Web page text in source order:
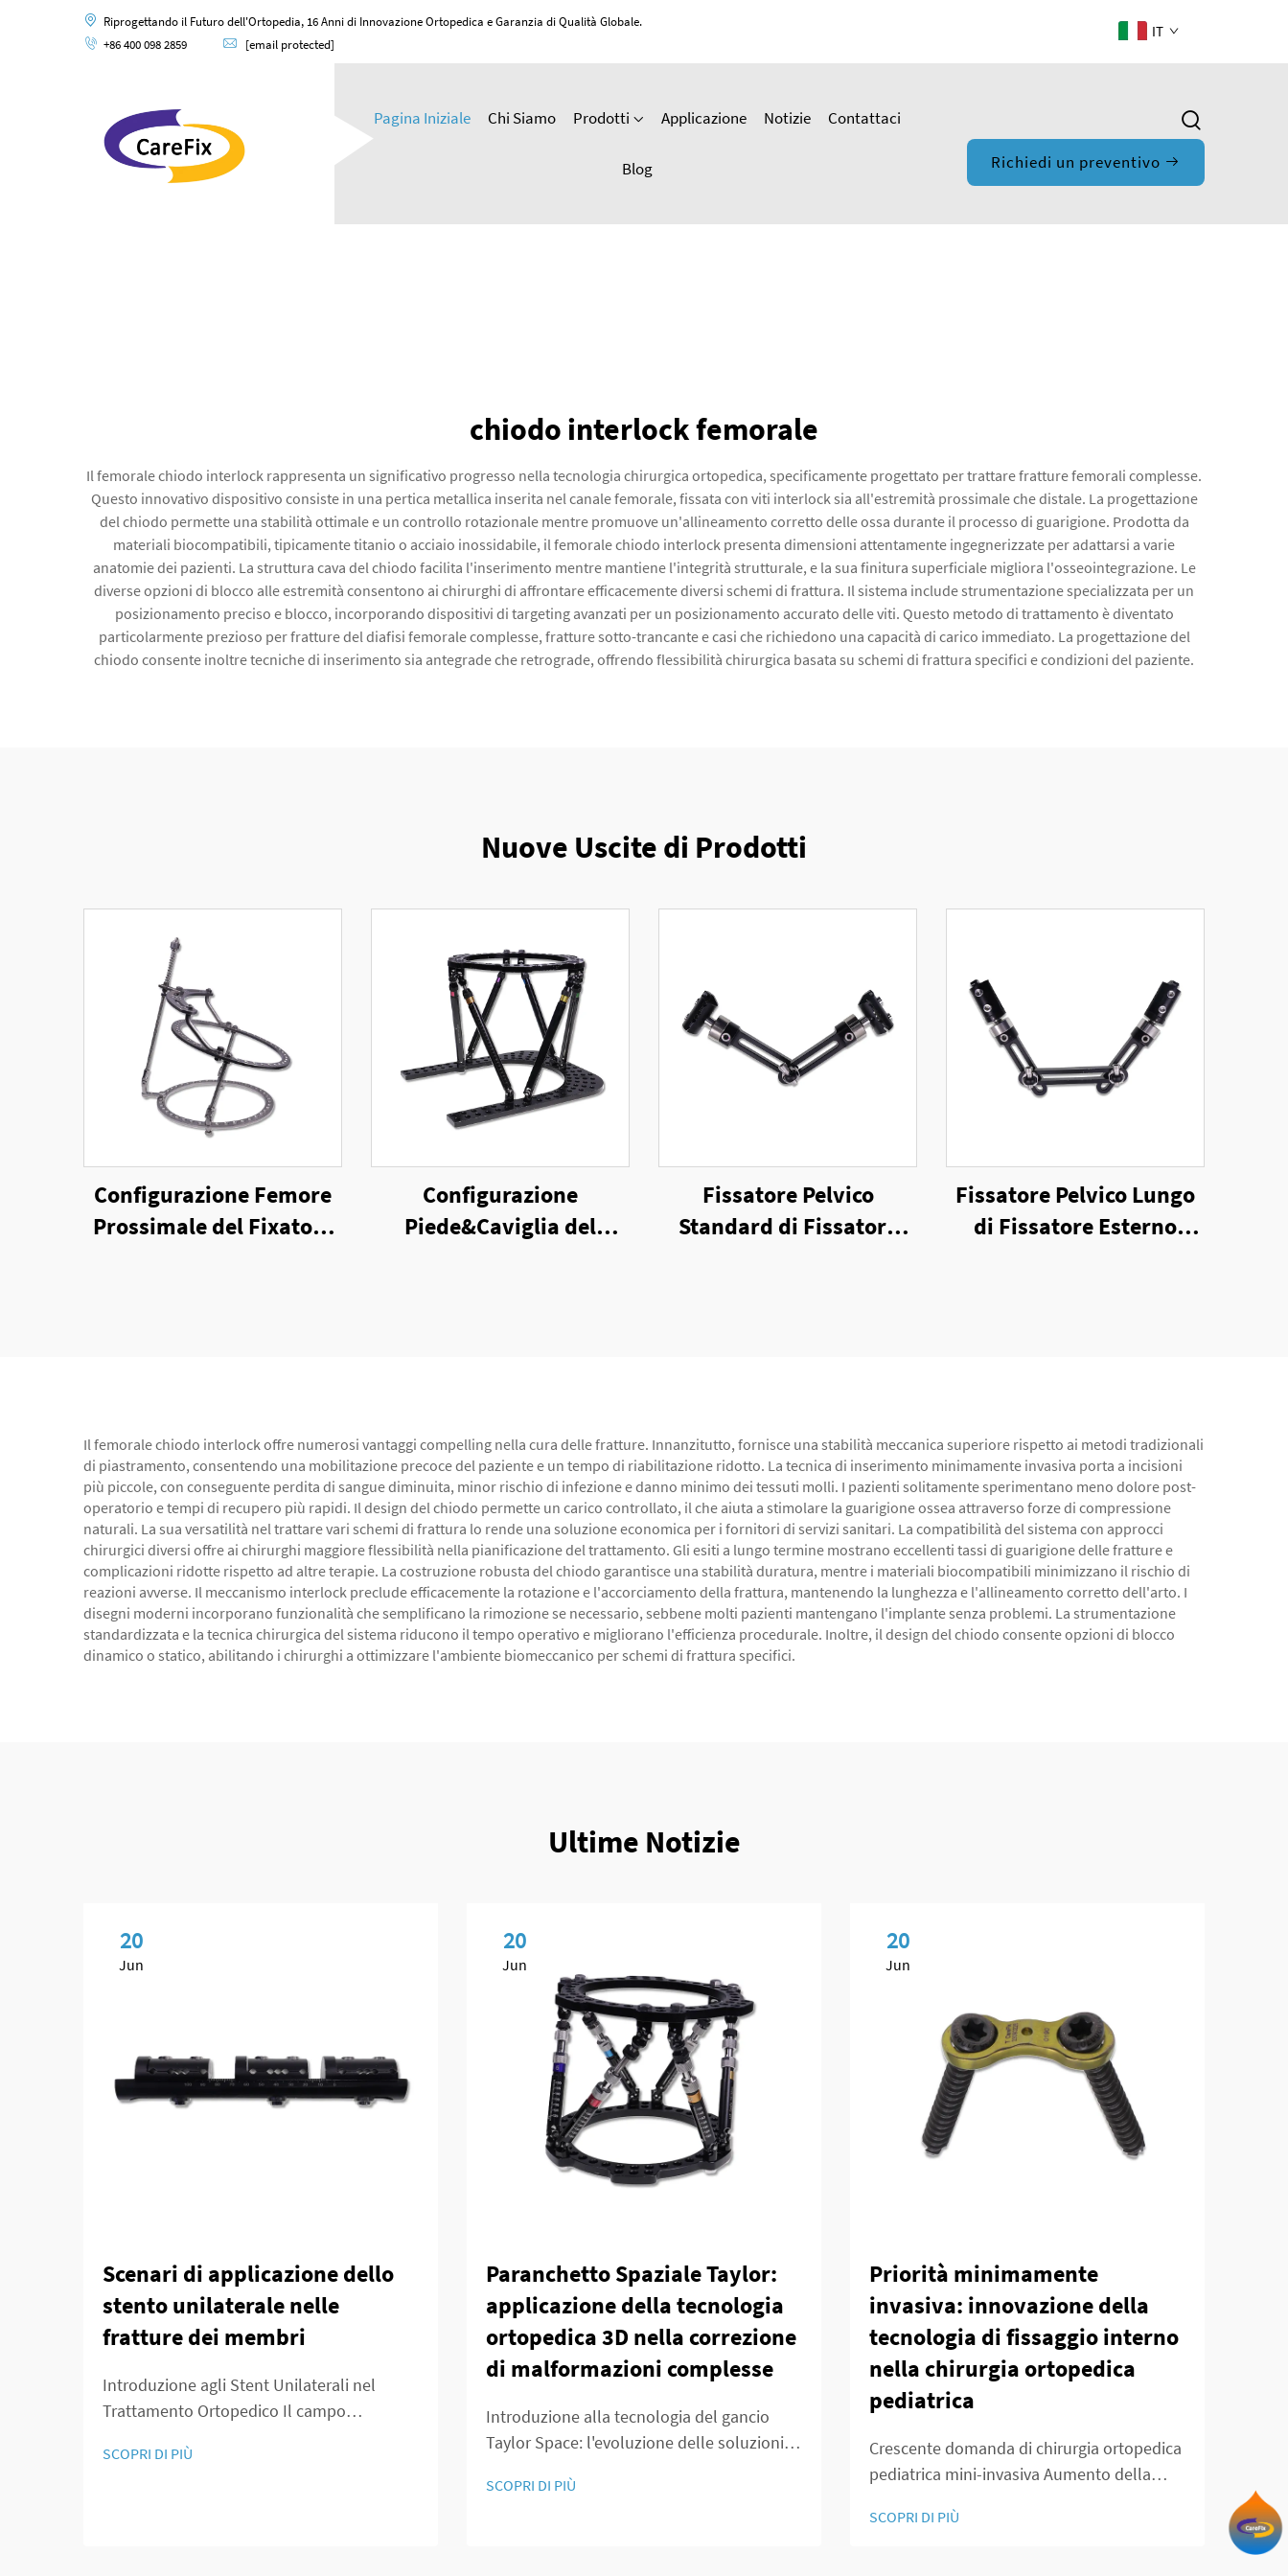
Riprogettando il Futuro dell'Ortopedia, 16 Anni di Innovazione Ortopedica e Garanzia di Qualità Globale.
+86 400 098 2859
[email protected]
IT
Pagina Iniziale Chi Siamo Prodotti Applicazione Notizie Contattaci
Blog Richiedi un preventivo
chiodo interlock femorale
Il femorale chiodo interlock rappresenta un significativo progresso nella tecnologia chirurgica ortopedica, specificamente progettato per trattare fratture femorali complesse.
Questo innovativo dispositivo consiste in una pertica metallica inserita nel canale femorale, fissata con viti interlock sia all'estremità prossimale che distale. La progettazione
del chiodo permette una stabilità ottimale e un controllo rotazionale mentre promuove un'allineamento corretto delle ossa durante il processo di guarigione. Prodotta da
materiali biocompatibili, tipicamente titanio o acciaio inossidabile, il femorale chiodo interlock presenta dimensioni attentamente ingegnerizzate per adattarsi a varie
anatomie dei pazienti. La struttura cava del chiodo facilita l'inserimento mentre mantiene l'integrità strutturale, e la sua finitura superficiale migliora l'osseointegrazione. Le
diverse opzioni di blocco alle estremità consentono ai chirurghi di affrontare efficacemente diversi schemi di frattura. Il sistema include strumentazione specializzata per un
posizionamento preciso e blocco, incorporando dispositivi di targeting avanzati per un posizionamento accurato delle viti. Questo metodo di trattamento è diventato
particolarmente prezioso per fratture del diafisi femorale complesse, fratture sotto-trancante e casi che richiedono una capacità di carico immediato. La progettazione del
chiodo consente inoltre tecniche di inserimento sia antegrade che retrograde, offrendo flessibilità chirurgica basata su schemi di frattura specifici e condizioni del paziente.
Nuove Uscite di Prodotti
Configurazione Femore
Prossimale del Fixatore
Configurazione
Piede&Caviglia del
Fissatore Pelvico
Standard di Fissatore
Fissatore Pelvico Lungo
di Fissatore Esterno
Il femorale chiodo interlock offre numerosi vantaggi compelling nella cura delle fratture. Innanzitutto, fornisce una stabilità meccanica superiore rispetto ai metodi tradizionali
di piastramento, consentendo una mobilitazione precoce del paziente e un tempo di riabilitazione ridotto. La tecnica di inserimento minimamente invasiva porta a incisioni
più piccole, con conseguente perdita di sangue diminuita, minor rischio di infezione e danno minimo dei tessuti molli. I pazienti solitamente sperimentano meno dolore post-
operatorio e tempi di recupero più rapidi. Il design del chiodo permette un carico controllato, il che aiuta a stimolare la guarigione ossea attraverso forze di compressione
naturali. La sua versatilità nel trattare vari schemi di frattura lo rende una soluzione economica per i fornitori di servizi sanitari. La compatibilità del sistema con approcci
chirurgici diversi offre ai chirurghi maggiore flessibilità nella pianificazione del trattamento. Gli esiti a lungo termine mostrano eccellenti tassi di guarigione delle fratture e
complicazioni ridotte rispetto ad altre terapie. La costruzione robusta del chiodo garantisce una stabilità duratura, mentre i materiali biocompatibili minimizzano il rischio di
reazioni avverse. Il meccanismo interlock preclude efficacemente la rotazione e l'accorciamento della frattura, mantenendo la lunghezza e l'allineamento corretto dell'arto. I
disegni moderni incorporano funzionalità che semplificano la rimozione se necessario, sebbene molti pazienti mantengano l'implante senza problemi. La strumentazione
standardizzata e la tecnica chirurgica del sistema riducono il tempo operativo e migliorano l'efficienza procedurale. Inoltre, il design del chiodo consente opzioni di blocco
dinamico o statico, abilitando i chirurghi a ottimizzare l'ambiente biomeccanico per schemi di frattura specifici.
Ultime Notizie
20
Jun
Scenari di applicazione dello
stento unilaterale nelle
fratture dei membri
Introduzione agli Stent Unilaterali nel
Trattamento Ortopedico Il campo
cambiamenti grazie agli stent unilateral che
SCOPRI DI PIÙ
20
Jun
Paranchetto Spaziale Taylor:
applicazione della tecnologia
ortopedica 3D nella correzione
di malformazioni complesse
Introduzione alla tecnologia del gancio
Taylor Space: l'evoluzione delle soluzioni
deformità La medicina ortopedica è
SCOPRI DI PIÙ
20
Jun
Priorità minimamente
invasiva: innovazione della
tecnologia di fissaggio interno
nella chirurgia ortopedica
pediatrica
Crescente domanda di chirurgia ortopedica
pediatrica mini-invasiva Aumento della
infantili Abbiamo osservato un vero e
SCOPRI DI PIÙ